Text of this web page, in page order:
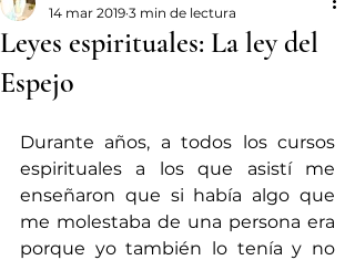
Leyes espirituales: La ley del
Espejo
14 mar 2019 3 min de lectura
Durante años, a todos los cursos
espirituales a los que asistí me
enseñaron que si había algo que
me molestaba de una persona era
porque yo también lo tenía y no